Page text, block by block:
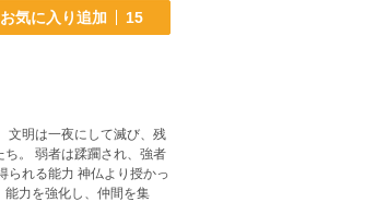
お気に入り追加 15